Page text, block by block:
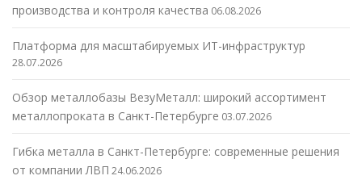
производства и контроля качества 06.08.2026
Платформа для масштабируемых ИТ-инфраструктур
28.07.2026
Обзор металлобазы ВезуМеталл: широкий ассортимент
металлопроката в Санкт-Петербурге 03.07.2026
Гибка металла в Санкт-Петербурге: современные решения
от компании ЛВП 24.06.2026